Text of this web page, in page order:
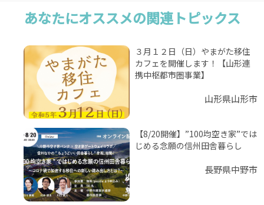
あなたにオススメの関連トピックス
３月１２日（日）やまがた移住
カフェを開催します！【山形連
携中枢都市圏事業】
山形県山形市
【8/20開催】”100均空き家”では
じめる念願の信州田舎暮らし
長野県中野市